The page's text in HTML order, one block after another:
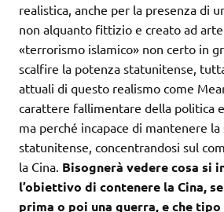
realistica, anche per la presenza di
non alquanto fittizio e creato ad
«terrorismo islamico» non certo in
scalfire la potenza statunitense,
attuali di questo realismo come
carattere fallimentare della politica
ma perché incapace di mantenere
statunitense, concentrandosi sul
la Cina. Bisognerà vedere cosa si
l’obiettivo di contenere la Cina,
prima o poi una guerra, e che